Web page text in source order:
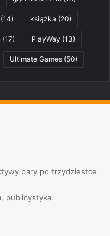
(14) książka (20)
(17) PlayWay (13)
Ultimate Games (50)
pary po trzydziestce.
publicystyka.